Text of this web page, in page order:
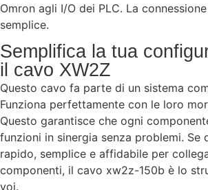
Omron agli I/O dei PLC. La
semplice.
Semplifica la tua
il cavo XW2Z
Questo cavo fa parte di un sistema
Funziona perfettamente con le loro
Questo garantisce che ogni
funzioni in sinergia senza problemi. Se
rapido, semplice e affidabile per
componenti, il cavo xw2z-150b è lo
voi.